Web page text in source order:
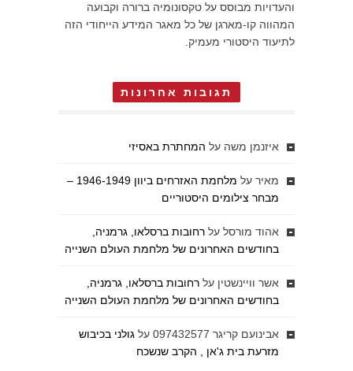
והעדויות מבוסס על טקסונומיה ברורה וקבועה
המהווה קו-מארגן של כל מאגר המידע הייחודי הזה
לתיעוד היסטורי מעמיק.
תגובות אחרונות
איזנמן משה על המחתרת באסיזי
מאיר על
מלחמת האזרחים ביוון 1946-1949 –
מבחר צילומים היסטוריים
אהוד מורסל על רחובות ברסלאו, גרמניה,
בחודשים האחרונים של מלחמת העולם השנייה
אשר וויינשטין על רחובות ברסלאו, גרמניה,
בחודשים האחרונים של מלחמת העולם השנייה
אבינועם קריגר 097432577 על גולני בכיבוש
מזרעת בית ג'אן , הקרב שנשכח